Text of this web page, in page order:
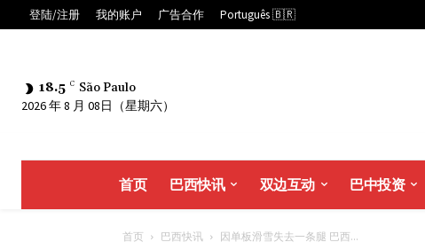
登陆/注册 我的账户 广告合作 Português 🇧🇷
18.5 C São Paulo
2026 年 8 月 08日（星期六）
首页 巴西快讯 双边互动 巴中投资
首页 巴西快讯 因单板滑雪失去一条腿 巴西...